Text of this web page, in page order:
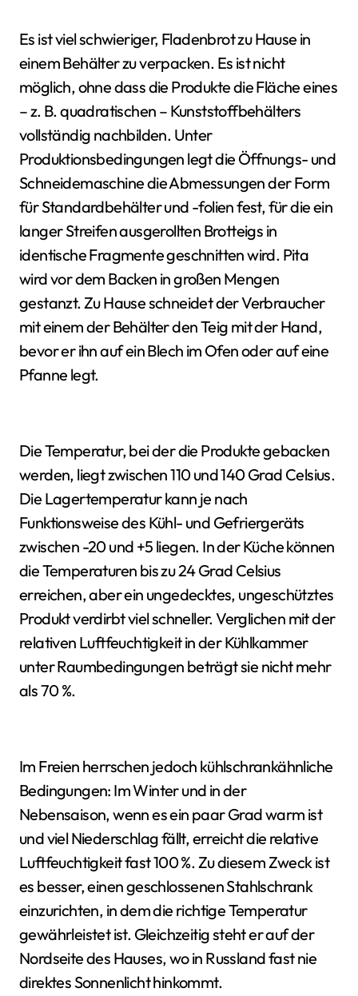
Es ist viel schwieriger, Fladenbrot zu Hause in
einem Behälter zu verpacken. Es ist nicht
möglich, ohne dass die Produkte die Fläche eines
– z. B. quadratischen – Kunststoffbehälters
vollständig nachbilden. Unter
Produktionsbedingungen legt die Öffnungs- und
Schneidemaschine die Abmessungen der Form
für Standardbehälter und -folien fest, für die ein
langer Streifen ausgerollten Brotteigs in
identische Fragmente geschnitten wird. Pita
wird vor dem Backen in großen Mengen
gestanzt. Zu Hause schneidet der Verbraucher
mit einem der Behälter den Teig mit der Hand,
bevor er ihn auf ein Blech im Ofen oder auf eine
Pfanne legt.
Die Temperatur, bei der die Produkte gebacken
werden, liegt zwischen 110 und 140 Grad Celsius.
Die Lagertemperatur kann je nach
Funktionsweise des Kühl- und Gefriergeräts
zwischen -20 und +5 liegen. In der Küche können
die Temperaturen bis zu 24 Grad Celsius
erreichen, aber ein ungedecktes, ungeschütztes
Produkt verdirbt viel schneller. Verglichen mit der
relativen Luftfeuchtigkeit in der Kühlkammer
unter Raumbedingungen beträgt sie nicht mehr
als 70 %.
Im Freien herrschen jedoch kühlschrankähnliche
Bedingungen: Im Winter und in der
Nebensaison, wenn es ein paar Grad warm ist
und viel Niederschlag fällt, erreicht die relative
Luftfeuchtigkeit fast 100 %. Zu diesem Zweck ist
es besser, einen geschlossenen Stahlschrank
einzurichten, in dem die richtige Temperatur
gewährleistet ist. Gleichzeitig steht er auf der
Nordseite des Hauses, wo in Russland fast nie
direktes Sonnenlicht hinkommt.